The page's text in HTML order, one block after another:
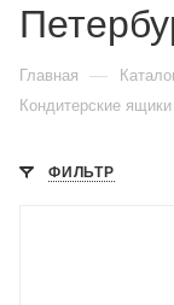
Главная —
Кондитерские ящики
ФИЛЬТР